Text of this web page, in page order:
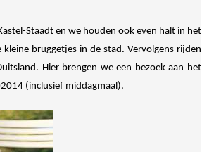
Staadt en we houden ook even halt in het
kleine bruggetjes in de stad. Vervolgens rijden
Hier brengen we een bezoek aan het
(inclusief middagmaal).